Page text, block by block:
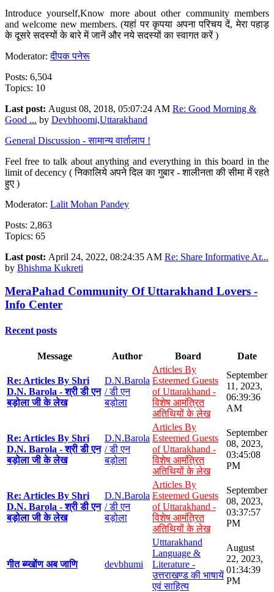
Introduce yourself,Know more about other community members
and welcome new members. (यहां पर कृपया अपना परिचय दें, मेरा पहाड़
के दूसरे सदस्यों के बारे में जानें और नये सदस्यों का स्वागत करें )
Moderator:दीपक पनेरू
Posts: 6,504
Topics: 10
Last post: August 08, 2018, 05:07:24 AM Re: Good Morning &
Good ... by Devbhoomi,Uttarakhand
General Discussion - सामान्य वार्तालाप !
Feel free to talk about anything and everything in this board in the
limit of decency ( निकालिये अपने दिल का गुबार - शालीनता की सीमा में रहते
हुए )
Moderator: Lalit Mohan Pandey
Posts: 2,863
Topics: 65
Last post: April 24, 2022, 08:24:35 AM Re: Share Informative Ar...
by Bhishma Kukreti
MeraPahad Community Of Uttarakhand Lovers -
Info Center
Recent posts
Message Author Board Date
Re: Articles By Shri
D.N. Barola - श्री डी एन
बड़ोला जी के लेख
D.N.Barola
/ डी एन
बड़ोला
Articles By
Esteemed Guests
of Uttarakhand -
विशेष आमंत्रित
अतिथियों के लेख
September
11, 2023,
06:39:36
AM
Re: Articles By Shri
D.N. Barola - श्री डी एन
बड़ोला जी के लेख
D.N.Barola
/ डी एन
बड़ोला
Articles By
Esteemed Guests
of Uttarakhand -
विशेष आमंत्रित
अतिथियों के लेख
September
08, 2023,
03:45:08
PM
Re: Articles By Shri
D.N. Barola - श्री डी एन
बड़ोला जी के लेख
D.N.Barola
/ डी एन
बड़ोला
Articles By
Esteemed Guests
of Uttarakhand -
विशेष आमंत्रित
अतिथियों के लेख
September
08, 2023,
03:37:57
PM
गीत ब्य्खोंण अब जाणि devbhumi
Utttarakhand
Language &
Literature -
उत्तराखण्ड की भाषायें
एवं साहित्य
August
22, 2023,
01:34:39
PM